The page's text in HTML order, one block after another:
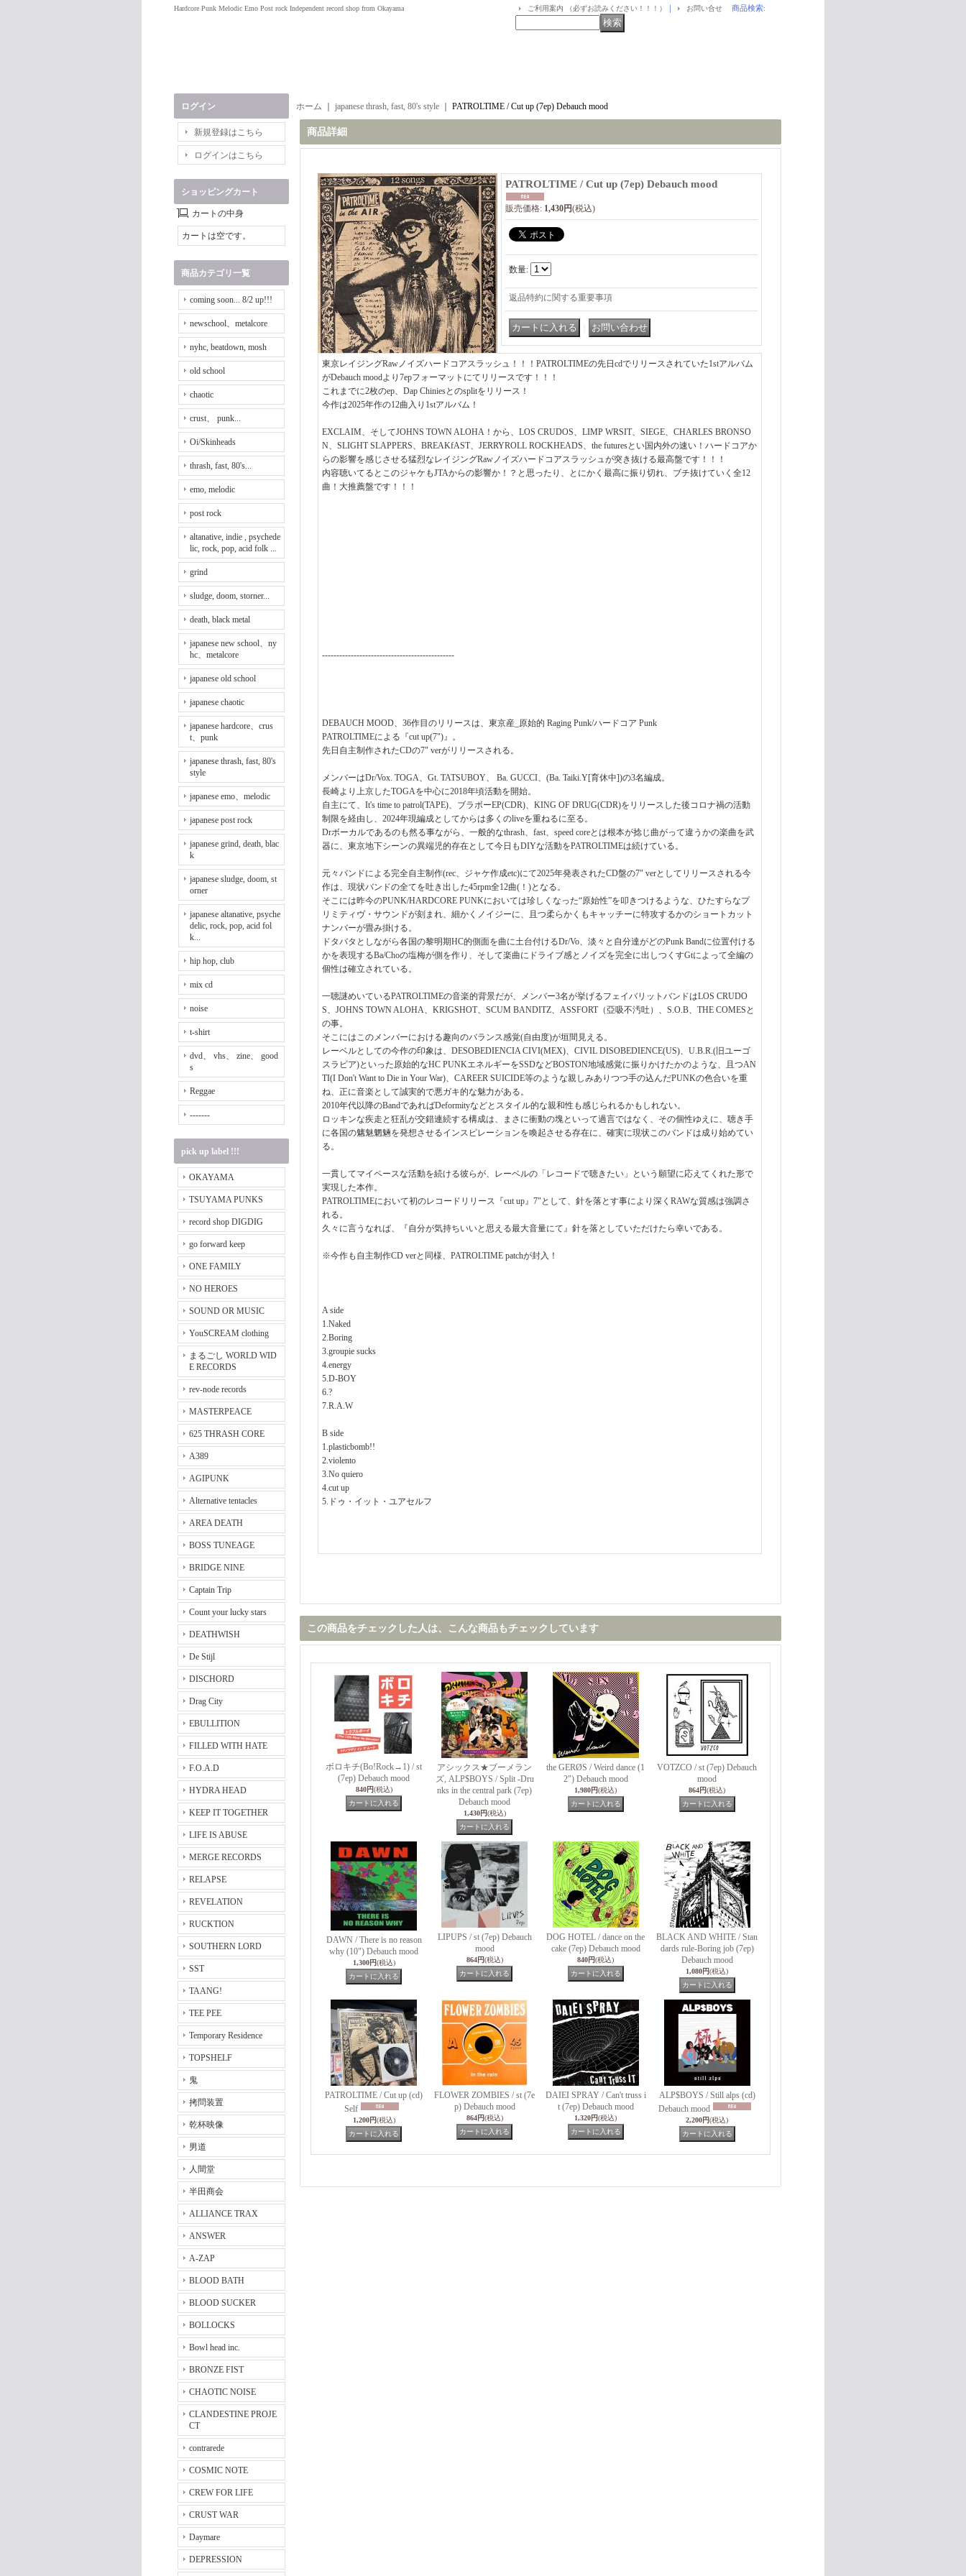
Hardcore Punk Melodic Emo Post rock Independent record shop from Okayama ご利用案内 （必ずお読みください！！！） ｜ お問い合せ 商品検索:
ログイン
新規登録はこちら
ログインはこちら
ショッピングカート
カートの中身
カートは空です。
商品カテゴリ一覧
coming soon... 8/2 up!!!
newschool、metalcore
nyhc, beatdown, mosh
old school
chaotic
crust、 punk...
Oi/Skinheads
thrash, fast, 80's...
emo, melodic
post rock
altanative, indie , psychede
lic, rock, pop, acid folk ...
grind
sludge, doom, storner...
death, black metal
japanese new school、ny
hc、metalcore
japanese old school
japanese chaotic
japanese hardcore、crus
t、punk
japanese thrash, fast, 80's
style
japanese emo、melodic
japanese post rock
japanese grind, death, blac
k
japanese sludge, doom, st
orner
japanese altanative, psyche
delic, rock, pop, acid fol
k...
hip hop, club
mix cd
noise
t-shirt
dvd、 vhs、 zine、 good
s
Reggae
-------
pick up label !!!
OKAYAMA
TSUYAMA PUNKS
record shop DIGDIG
go forward keep
ONE FAMILY
NO HEROES
SOUND OR MUSIC
YouSCREAM clothing
まるごし WORLD WID
E RECORDS
rev-node records
MASTERPEACE
625 THRASH CORE
A389
AGIPUNK
Alternative tentacles
AREA DEATH
BOSS TUNEAGE
BRIDGE NINE
Captain Trip
Count your lucky stars
DEATHWISH
De Stijl
DISCHORD
Drag City
EBULLITION
FILLED WITH HATE
F.O.A.D
HYDRA HEAD
KEEP IT TOGETHER
LIFE IS ABUSE
MERGE RECORDS
RELAPSE
REVELATION
RUCKTION
SOUTHERN LORD
SST
TAANG!
TEE PEE
Temporary Residence
TOPSHELF
鬼
拷問装置
乾杯映像
男道
人間堂
半田商会
ALLIANCE TRAX
ANSWER
A-ZAP
BLOOD BATH
BLOOD SUCKER
BOLLOCKS
Bowl head inc.
BRONZE FIST
CHAOTIC NOISE
CLANDESTINE PROJE
CT
contrarede
COSMIC NOTE
CREW FOR LIFE
CRUST WAR
Daymare
DEPRESSION
ホーム japanese thrash, fast, 80's style PATROLTIME / Cut up (7ep) Debauch mood
商品詳細
PATROLTIME / Cut up (7ep) Debauch mood
販売価格: 1,430円(税込)
数量:
返品特約に関する重要事項
東京レイジングRawノイズハードコアスラッシュ！！！PATROLTIMEの先日cdでリリースされていた1stアルバム
がDebauch moodより7epフォーマットにてリリースです！！！
これまでに2枚のep、Dap Chiniesとのsplitをリリース！
今作は2025年作の12曲入り1stアルバム！
EXCLAIM、そしてJOHNS TOWN ALOHA！から、LOS CRUDOS、LIMP WRSIT、SIEGE、CHARLES BRONSO
N、SLIGHT SLAPPERS、BREAKfAST、JERRYROLL ROCKHEADS、the futuresとい国内外の速い！ハードコアか
らの影響を感じさせる猛烈なレイジングRawノイズハードコアスラッシュが突き抜ける最高盤です！！！
内容聴いてるとこのジャケもJTAからの影響か！？と思ったり、とにかく最高に振り切れ、ブチ抜けていく全12
曲！大推薦盤です！！！
----------------------------------------------
DEBAUCH MOOD、36作目のリリースは、東京産_原始的 Raging Punk/ハードコア Punk
PATROLTIMEによる『cut up(7")』。
先日自主制作されたCDの7" verがリリースされる。
メンバーはDr/Vox. TOGA、Gt. TATSUBOY、 Ba. GUCCI、(Ba. Taiki.Y[育休中])の3名編成。
長崎より上京したTOGAを中心に2018年頃活動を開始。
自主にて、It's time to patrol(TAPE)、ブラボーEP(CDR)、KING OF DRUG(CDR)をリリースした後コロナ禍の活動
制限を経由し、2024年現編成としてからは多くのliveを重ねるに至る。
Drボーカルであるのも然る事ながら、一般的なthrash、fast、speed coreとは根本が捻じ曲がって違うかの楽曲を武
器に、東京地下シーンの異端児的存在として今日もDIYな活動をPATROLTIMEは続けている。
元々バンドによる完全自主制作(rec、ジャケ作成etc)にて2025年発表されたCD盤の7" verとしてリリースされる今
作は、現状バンドの全てを吐き出した45rpm全12曲(！)となる。
そこには昨今のPUNK/HARDCORE PUNKにおいては珍しくなった“原始性”を叩きつけるような、ひたすらなプ
リミティヴ・サウンドが刻まれ、細かくノイジーに、且つ柔らかくもキャッチーに特攻するかのショートカット
ナンバーが畳み掛ける。
ドタバタとしながら各国の黎明期HC的側面を曲に土台付けるDr/Vo、淡々と自分達がどのPunk Bandに位置付ける
かを表現するBa/Choの塩梅が側を作り、そして楽曲にドライブ感とノイズを完全に出しつくすGtによって全編の
個性は確立されている。
一聴謎めいているPATROLTIMEの音楽的背景だが、メンバー3名が挙げるフェイバリットバンドはLOS CRUDO
S、JOHNS TOWN ALOHA、KRIGSHOT、SCUM BANDITZ、ASSFORT（亞吸不汚吐）、S.O.B、THE COMESと
の事。
そこにはこのメンバーにおける趣向のバランス感覚(自由度)が垣間見える。
レーベルとしての今作の印象は、DESOBEDIENCIA CIVI(MEX)、CIVIL DISOBEDIENCE(US)、U.B.R.(旧ユーゴ
スラビア)といった原始的なHC PUNKエネルギーをSSDなどBOSTON地域感覚に振りかけたかのような、且つAN
TI(I Don't Want to Die in Your War)、CAREER SUICIDE等のような親しみありつつ手の込んだPUNKの色合いを重
ね、正に音楽として誠実的で悪ガキ的な魅力がある。
2010年代以降のBandであればDeformityなどとスタイル的な親和性も感じられるかもしれない。
ロッキンな疾走と狂乱が交錯連続する構成は、まさに衝動の塊といって過言ではなく、その個性ゆえに、聴き手
に各国の魑魅魍魎を発想させるインスピレーションを喚起させる存在に、確実に現状このバンドは成り始めてい
る。
一貫してマイペースな活動を続ける彼らが、レーベルの「レコードで聴きたい」という願望に応えてくれた形で
実現した本作。
PATROLTIMEにおいて初のレコードリリース『cut up』7"として、針を落とす事により深くRAWな質感は強調さ
れる。
久々に言うなれば、『自分が気持ちいいと思える最大音量にて』針を落としていただけたら幸いである。
※今作も自主制作CD verと同様、PATROLTIME patchが封入！
A side
1.Naked
2.Boring
3.groupie sucks
4.energy
5.D-BOY
6.?
7.R.A.W
B side
1.plasticbomb!!
2.violento
3.No quiero
4.cut up
5.ドゥ・イット・ユアセルフ
この商品をチェックした人は、こんな商品もチェックしています
ボロキチ(Bo!Rock→1) / st
(7ep) Debauch mood
840円(税込)
アシックス★ブーメラン
ズ, ALP$BOYS / Split -Dru
nks in the central park (7ep)
Debauch mood
1,430円(税込)
the GERØS / Weird dance (1
2") Debauch mood
1,980円(税込)
VOTZCO / st (7ep) Debauch
mood
864円(税込)
DAWN / There is no reason
why (10") Debauch mood
1,300円(税込)
LIPUPS / st (7ep) Debauch
mood
864円(税込)
DOG HOTEL / dance on the
cake (7ep) Debauch mood
840円(税込)
BLACK AND WHITE / Stan
dards rule-Boring job (7ep)
Debauch mood
1,080円(税込)
PATROLTIME / Cut up (cd)
Self
1,200円(税込)
FLOWER ZOMBIES / st (7e
p) Debauch mood
864円(税込)
DAIEI SPRAY / Can't truss i
t (7ep) Debauch mood
1,320円(税込)
ALP$BOYS / Still alps (cd)
Debauch mood
2,200円(税込)